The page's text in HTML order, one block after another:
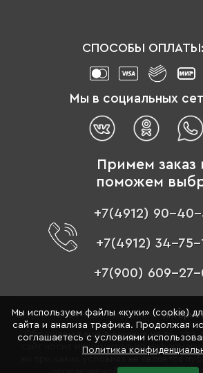
СПОСОБЫ ОПЛАТЫ:
Мы в социальных
Примем заказ
поможем
+7(4912) 90-40-
+7(4912) 34-75-
+7(900) 609-27-
© 1996 - 2026 «Цвет мебели» –
Обращаем ваше внимание на то, что
сайт носит исключительно
Мы используем файлы «куки» (cookie)
сайта и анализа трафика. Продолжая
соглашаетесь с условиями
Политика